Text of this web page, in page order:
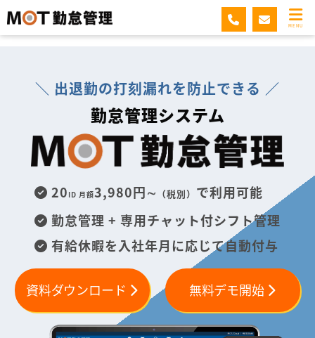
MENU
MOT勤怠管理
＼ 出退勤の打刻漏れを防止できる ／
勤怠管理システム
20 ID 月額3,980円∼ （税別） で利用可能
勤怠管理 + 専用チャット付シフト管理
有給休暇を入社年月に応じて自動付与
資料ダウンロード 無料デモ開始